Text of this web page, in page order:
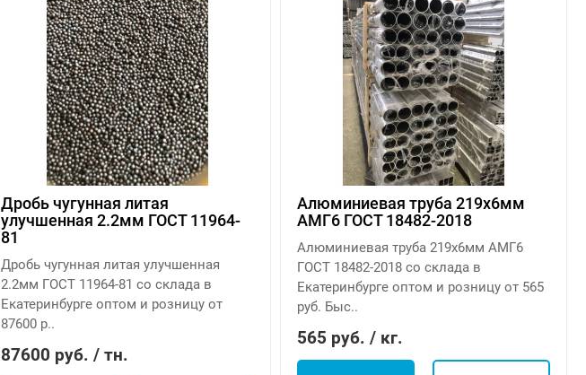
Дробь чугунная литая
улучшенная 2.2мм ГОСТ 11964-
81
Дробь чугунная литая улучшенная
2.2мм ГОСТ 11964-81 со склада в
Екатеринбурге оптом и розницу от
87600 р..
87600 руб. / тн.
Алюминиевая труба 219х6мм
АМГ6 ГОСТ 18482-2018
Алюминиевая труба 219х6мм АМГ6
ГОСТ 18482-2018 со склада в
Екатеринбурге оптом и розницу от 565
руб. Быс..
565 руб. / кг.